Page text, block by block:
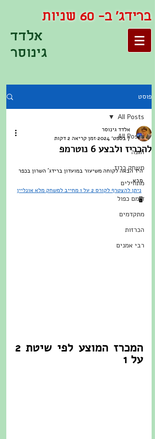
ברידג' ב- 60 שניות
אלדד
גינוסר
פוסט
All Posts
הגנה
משחק כרוז
מתחילים
דומם כפול
מתקדמים
הכרזות
רבי אמנים
All Posts
להכריז ולבצע 6 נוטרמפ
אלדד גינוסר
7 בספט׳ 2024
זמן קריאה 2 דקות
היד הבאה לקוחה משיעור במועדון ברידג' השרון בכפר
סבא.
ניתן להצטרף לקורס 2 על 1 מחייב למשחק מלא אונליין
🖥️
על 1